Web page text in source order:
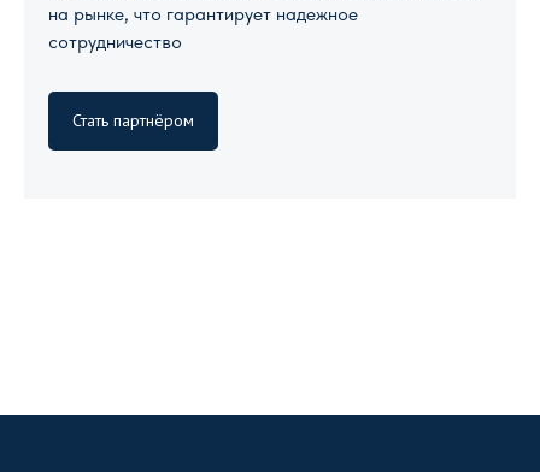
на рынке, что гарантирует надежное
сотрудничество
Стать партнёром